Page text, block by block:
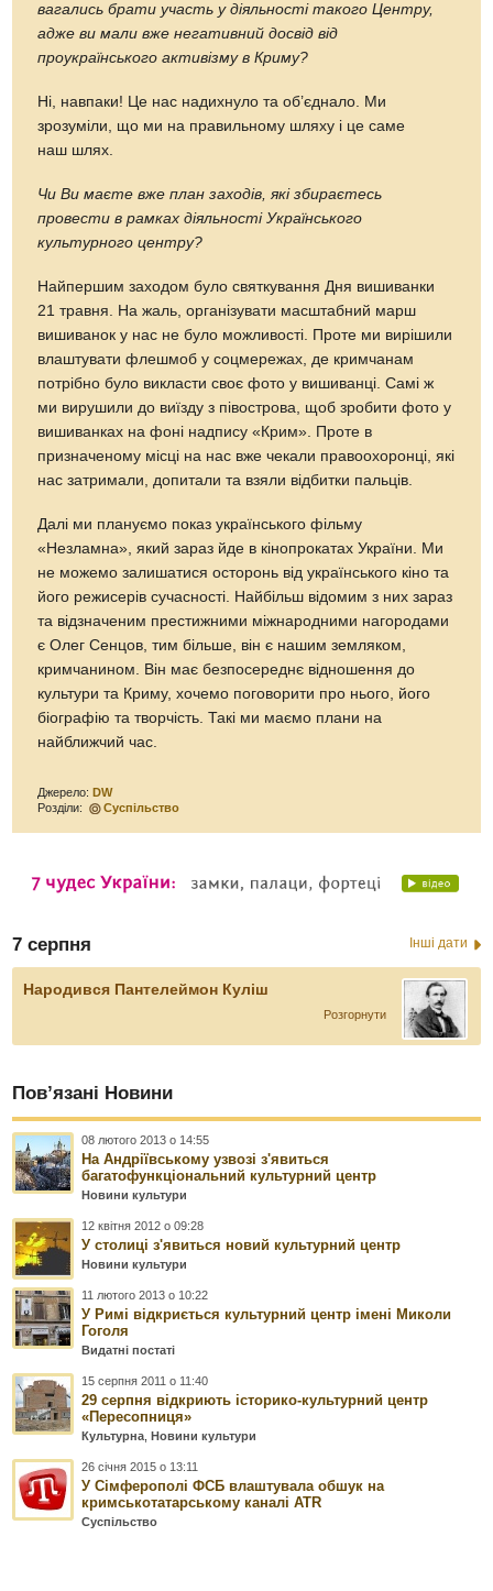
вагались брати участь у діяльності такого Центру,
адже ви мали вже негативний досвід від
проукраїнського активізму в Криму?
Ні, навпаки! Це нас надихнуло та об’єднало. Ми
зрозуміли, що ми на правильному шляху і це саме
наш шлях.
Чи Ви маєте вже план заходів, які збираєтесь
провести в рамках діяльності Українського
культурного центру?
Найпершим заходом було святкування Дня вишиванки
21 травня. На жаль, організувати масштабний марш
вишиванок у нас не було можливості. Проте ми вирішили
влаштувати флешмоб у соцмережах, де кримчанам
потрібно було викласти своє фото у вишиванці. Самі ж
ми вирушили до виїзду з півострова, щоб зробити фото у
вишиванках на фоні надпису «Крим». Проте в
призначеному місці на нас вже чекали правоохоронці, які
нас затримали, допитали та взяли відбитки пальців.
Далі ми плануємо показ українського фільму
«Незламна», який зараз йде в кінопрокатах України. Ми
не можемо залишатися осторонь від українського кіно та
його режисерів сучасності. Найбільш відомим з них зараз
та відзначеним престижними міжнародними нагородами
є Олег Сенцов, тим більше, він є нашим земляком,
кримчанином. Він має безпосереднє відношення до
культури та Криму, хочемо поговорити про нього, його
біографію та творчість. Такі ми маємо плани на
найближчий час.
Джерело:DW
Розділи:
Суспільство
7 серпня Інші дати
Народився Пантелеймон Куліш
Розгорнути
Пов’язані Новини
08 лютого 2013 о 14:55
На Андріївському узвозі з'явиться
багатофункціональний культурний центр
Новини культури
12 квітня 2012 о 09:28
У столиці з'явиться новий культурний центр
Новини культури
11 лютого 2013 о 10:22
У Римі відкриється культурний центр імені Миколи
Гоголя
Видатні постаті
15 серпня 2011 о 11:40
29 серпня відкриють історико-культурний центр
«Пересопниця»
Культурна Новини культури
26 січня 2015 о 13:11
У Сімферополі ФСБ влаштувала обшук на
кримськотатарському каналі ATR
Суспільство